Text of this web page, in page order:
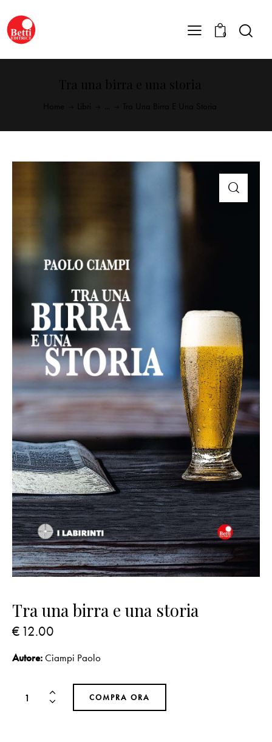
0
Tra una birra e una storia
€ 12.00
Autore:Ciampi Paolo
COMPRA ORA